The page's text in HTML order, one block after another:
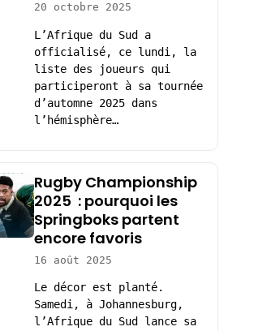
20 octobre 2025
L’Afrique du Sud a
officialisé, ce lundi, la
liste des joueurs qui
participeront à sa tournée
d’automne 2025 dans
l’hémisphère…
Rugby Championship
2025 : pourquoi les
Springboks partent
encore favoris
16 août 2025
Le décor est planté.
Samedi, à Johannesburg,
l’Afrique du Sud lance sa